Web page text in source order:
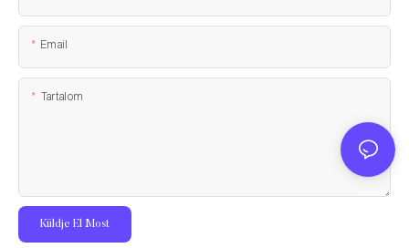
Email
Tartalom
Küldje El Most